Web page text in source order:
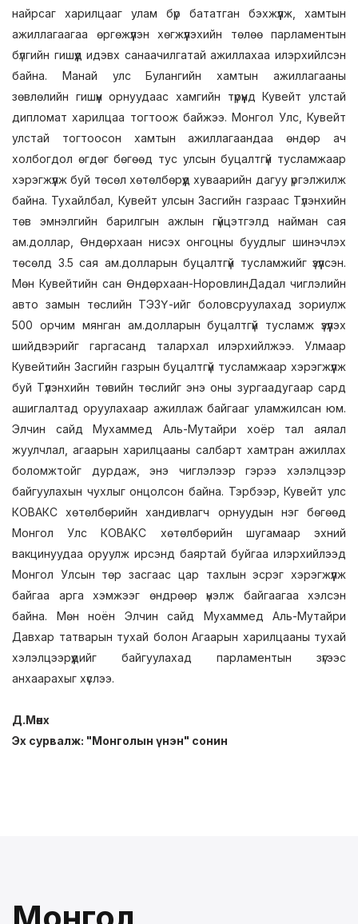
найрсаг харилцааг улам бүр бататган бэхжүүлж, хамтын
ажиллагаагаа өргөжүүлэн хөгжүүлэхийн төлөө парламентын
бүлгийн гишүүд идэвх санаачилгатай ажиллахаа илэрхийлсэн
байна. Манай улс Булангийн хамтын ажиллагааны
зөвлөлийн гишүүн орнуудаас хамгийн түрүүнд Кувейт улстай
дипломат харилцаа тогтоож байжээ. Монгол Улс, Кувейт
улстай тогтоосон хамтын ажиллагаандаа өндөр ач
холбогдол өгдөг бөгөөд тус улсын буцалтгүй тусламжаар
хэрэгжүүлж буй төсөл хөтөлбөрүүд хуваарийн дагуу үргэлжилж
байна. Тухайлбал, Кувейт улсын Засгийн газраас Түлэнхийн
төв эмнэлгийн барилгын ажлын гүйцэтгэлд найман сая
ам.доллар, Өндөрхаан нисэх онгоцны буудлыг шинэчлэх
төсөлд 3.5 сая ам.долларын буцалтгүй тусламжийг үзүүлсэн.
Мөн Кувейтийн сан Өндөрхаан-НоровлинДадал чиглэлийн
авто замын төслийн ТЭЗҮ-ийг боловсруулахад зориулж
500 орчим мянган ам.долларын буцалтгүй тусламж үзүүлэх
шийдвэрийг гаргасанд талархал илэрхийлжээ. Улмаар
Кувейтийн Засгийн газрын буцалтгүй тусламжаар хэрэгжүүлж
буй Түлэнхийн төвийн төслийг энэ оны зургаадугаар сард
ашиглалтад оруулахаар ажиллаж байгааг уламжилсан юм.
Элчин сайд Мухаммед Аль-Мутайри хоёр тал аялал
жуулчлал, агаарын харилцааны салбарт хамтран ажиллах
боломжтойг дурдаж, энэ чиглэлээр гэрээ хэлэлцээр
байгуулахын чухлыг онцолсон байна. Тэрбээр, Кувейт улс
КОВАКС хөтөлбөрийн хандивлагч орнуудын нэг бөгөөд
Монгол Улс КОВАКС хөтөлбөрийн шугамаар эхний
вакцинуудаа оруулж ирсэнд баяртай буйгаа илэрхийлээд
Монгол Улсын төр засгаас цар тахлын эсрэг хэрэгжүүлж
байгаа арга хэмжээг өндрөөр үнэлж байгаагаа хэлсэн
байна. Мөн ноён Элчин сайд Мухаммед Аль-Мутайри
Давхар татварын тухай болон Агаарын харилцааны тухай
хэлэлцээрүүдийг байгуулахад парламентын зүгээс
анхаарахыг хүслээ.
Д.Мөнх
Эх сурвалж: "Монголын үнэн" сонин